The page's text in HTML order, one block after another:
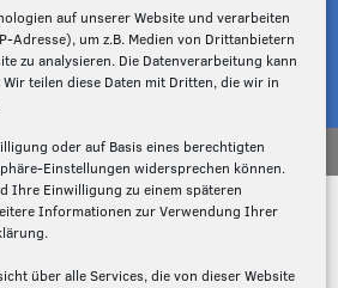
auf unserer Website und verarbeiten
Adresse), um z.B. Medien von Drittanbietern
zu analysieren. Die Datenverarbeitung kann
teilen diese Daten mit Dritten, die wir in
oder auf Basis eines berechtigten
Einstellungen widersprechen können.
Ihre Einwilligung zu einem späteren
Informationen zur Verwendung Ihrer
über alle Services, die von dieser Website